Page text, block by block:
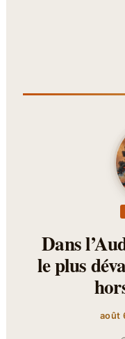
Dans
le plus
août